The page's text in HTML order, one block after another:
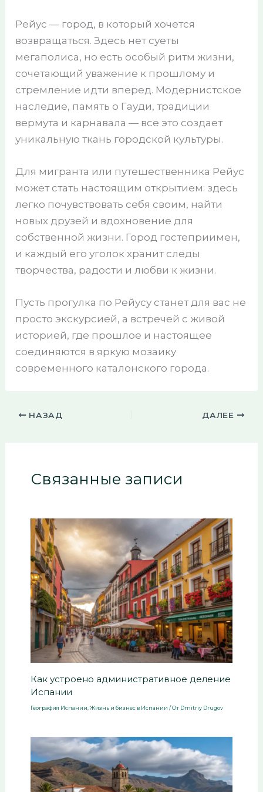
Рейус — город, в который хочется
возвращаться. Здесь нет суеты
мегаполиса, но есть особый ритм жизни,
сочетающий уважение к прошлому и
стремление идти вперед. Модернистское
наследие, память о Гауди, традиции
вермута и карнавала — все это создает
уникальную ткань городской культуры.
Для мигранта или путешественника Рейус
может стать настоящим открытием: здесь
легко почувствовать себя своим, найти
новых друзей и вдохновение для
собственной жизни. Город гостеприимен,
и каждый его уголок хранит следы
творчества, радости и любви к жизни.
Пусть прогулка по Рейусу станет для вас не
просто экскурсией, а встречей с живой
историей, где прошлое и настоящее
соединяются в яркую мозаику
современного каталонского города.
НАЗАД ДАЛЕЕ
Связанные записи
Как устроено административное деление
Испании
География Испании Жизнь и бизнес в Испании / От Dmitriy Drugov